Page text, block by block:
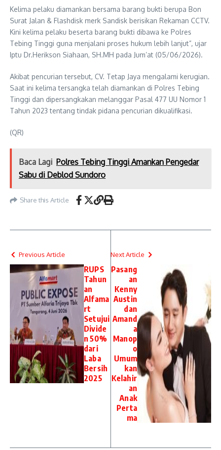
Kelima pelaku diamankan bersama barang bukti berupa Bon
Surat Jalan & Flashdisk merk Sandisk berisikan Rekaman CCTV.
Kini kelima pelaku beserta barang bukti dibawa ke Polres
Tebing Tinggi guna menjalani proses hukum lebih lanjut”, ujar
Iptu Dr.Herikson Siahaan, SH.MH pada Jum’at (05/06/2026).
Akibat pencurian tersebut, CV. Tetap Jaya mengalami kerugian.
Saat ini kelima tersangka telah diamankan di Polres Tebing
Tinggi dan dipersangkakan melanggar Pasal 477 UU Nomor 1
Tahun 2023 tentang tindak pidana pencurian dikualifikasi.
(QR)
Baca Lagi Polres Tebing Tinggi Amankan Pengedar
Sabu di Deblod Sundoro
Share this Article
Previous Article
RUPS
Tahun
an
Alfama
rt
Setujui
Divide
n 50%
dari
Laba
Bersih
2025
Next Article
Pasang
an
Kenny
Austin
dan
Amand
a
Manop
o
Umum
kan
Kelahir
an
Anak
Perta
ma